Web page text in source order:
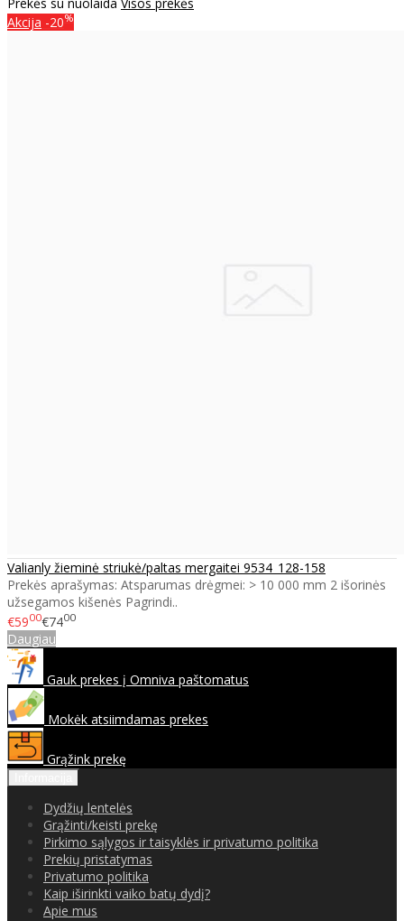
Akcija -20%
Valianly žieminė striukė/paltas mergaitei 9534_128-158
Prekės aprašymas: Atsparumas drėgmei: > 10 000 mm 2 išorinės
užsegamos kišenės Pagrindi..
€5900€7400
Daugiau
Gauk prekes į Omniva paštomatus
Mokėk atsiimdamas prekes
Grąžink prekę
Dydžių lentelės
Grąžinti/keisti prekę
Pirkimo sąlygos ir taisyklės ir privatumo politika
Prekių pristatymas
Privatumo politika
Kaip iširinkti vaiko batų dydį?
Apie mus